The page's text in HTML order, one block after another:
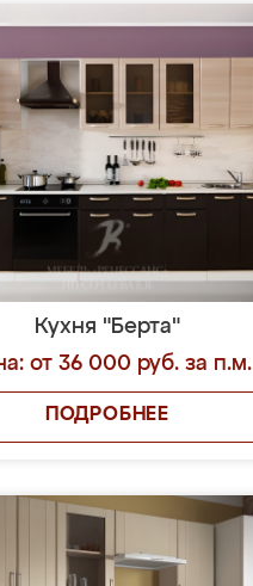
Кухня "Берта"
от 36 000 руб. за п.м.
ПОДРОБНЕЕ